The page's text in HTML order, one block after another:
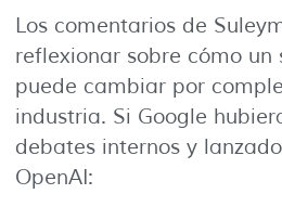
Los comentarios de
reflexionar sobre cómo un
puede cambiar por
industria. Si Google
debates internos y
OpenAI: